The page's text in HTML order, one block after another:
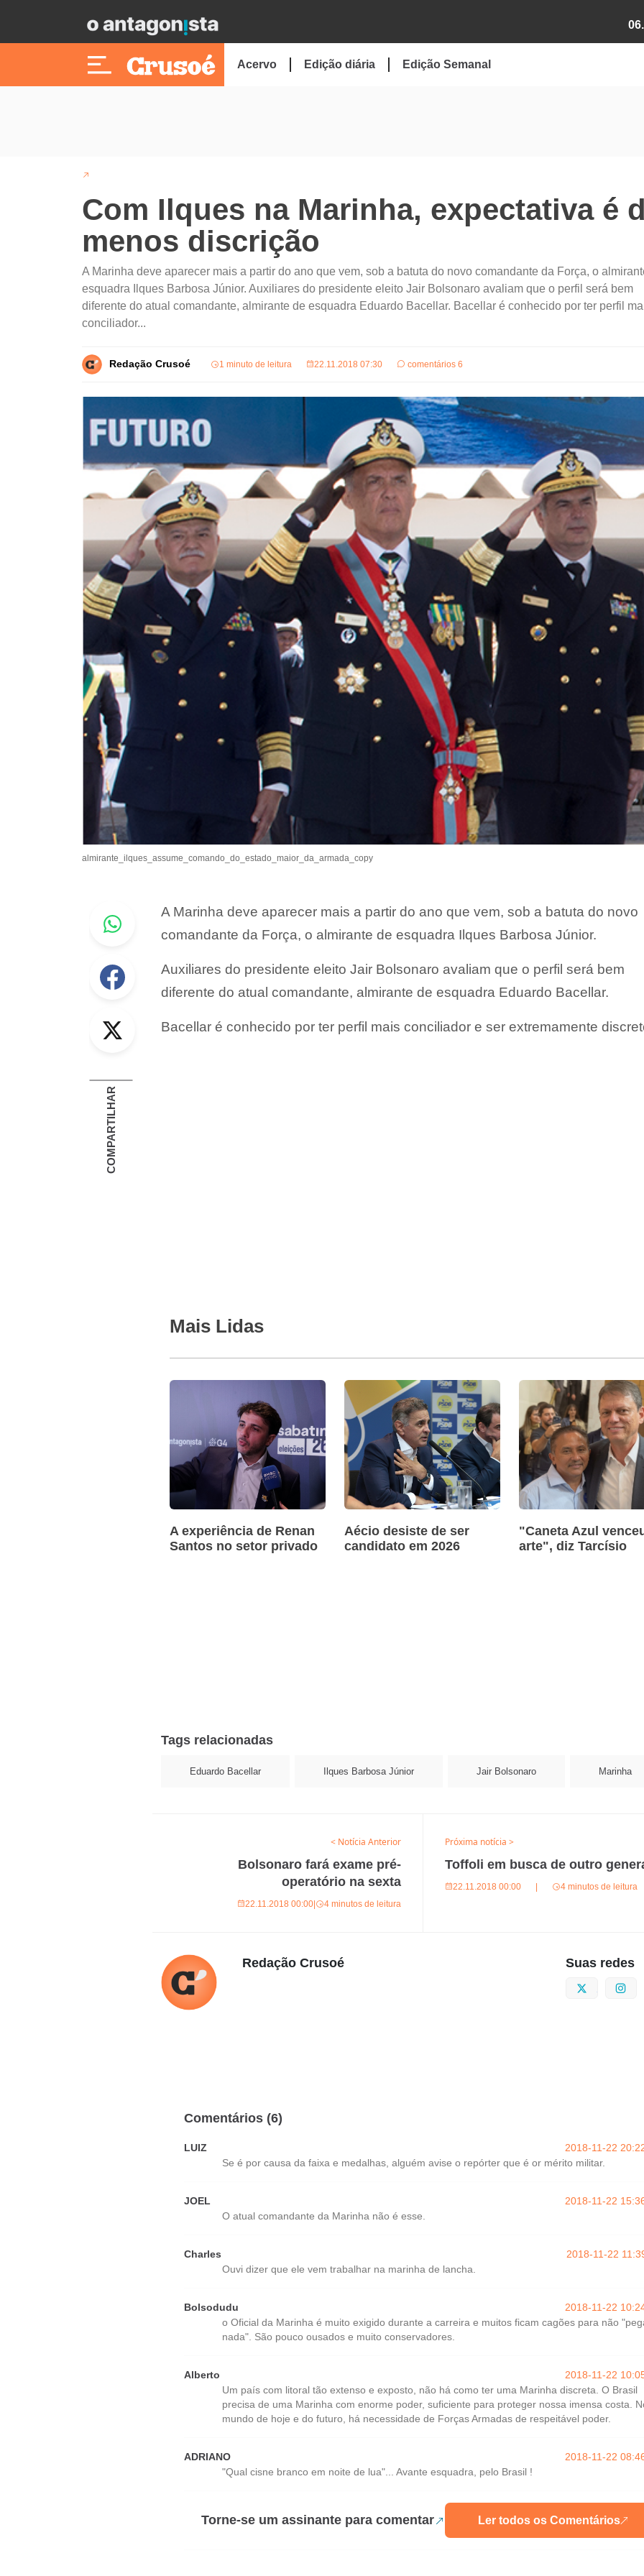
Acervo Edição diária Edição Semanal
Com Ilques na Marinha, expectativa é
menos discrição
A Marinha deve aparecer mais a partir do ano que vem, sob a batuta do novo comandante da Força, o
esquadra Ilques Barbosa Júnior. Auxiliares do presidente eleito Jair Bolsonaro avaliam que o perfil será bem
diferente do atual comandante, almirante de esquadra Eduardo Bacellar. Bacellar é conhecido por ter perfil
conciliador...
Redação Crusoé 1 minuto de leitura 22.11.2018 07:30 comentários 6
almirante_ilques_assume_comando_do_estado_maior_da_armada_copy
Whastapp
Facebook
COMPARTILHAR
A Marinha deve aparecer mais a partir do ano que vem, sob a batuta do novo
comandante da Força, o almirante de esquadra Ilques Barbosa Júnior.
Auxiliares do presidente eleito Jair Bolsonaro avaliam que o perfil será bem
diferente do atual comandante, almirante de esquadra Eduardo Bacellar.
Bacellar é conhecido por ter perfil mais conciliador e ser extremamente
Mais Lidas
A experiência de Renan
Santos no setor privado
Aécio desiste de ser
candidato em 2026
"Caneta Azul
arte", diz Tarcísio
Tags relacionadas
Eduardo Bacellar Ilques Barbosa Júnior Jair Bolsonaro Marinha
< Notícia Anterior
Bolsonaro fará exame pré-
operatório na sexta
22.11.2018 00:00| 4 minutos de leitura
Próxima notícia >
Toffoli em busca de outro
22.11.2018 00:00 4 minutos de leitura
Redação Crusoé Suas redes
Twitter
Comentários (6)
LUIZ
2018-11-22
Se é por causa da faixa e medalhas, alguém avise o repórter que é or mérito militar.
JOEL
2018-11-22
O atual comandante da Marinha não é esse.
Charles
2018-11-22
Ouvi dizer que ele vem trabalhar na marinha de lancha.
Bolsodudu
2018-11-22
o Oficial da Marinha é muito exigido durante a carreira e muitos ficam cagões para não
nada". São pouco ousados e muito conservadores.
Alberto
2018-11-22
Um país com litoral tão extenso e exposto, não há como ter uma Marinha discreta. O Brasil
precisa de uma Marinha com enorme poder, suficiente para proteger nossa imensa costa.
mundo de hoje e do futuro, há necessidade de Forças Armadas de respeitável poder.
ADRIANO
2018-11-22
"Qual cisne branco em noite de lua"... Avante esquadra, pelo Brasil !
Torne-se um assinante para comentar Ler todos os Comentários